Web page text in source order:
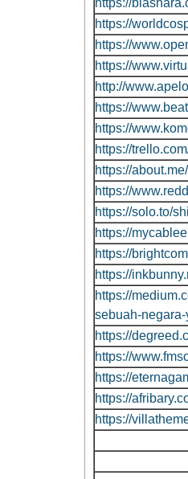
https://
https://
https://
https://
http://
https://
https://
https://
https://
https://
https://solo.to/
https://
https://
https://
https://
sebuah-
https://
https://
https://
https://
https://